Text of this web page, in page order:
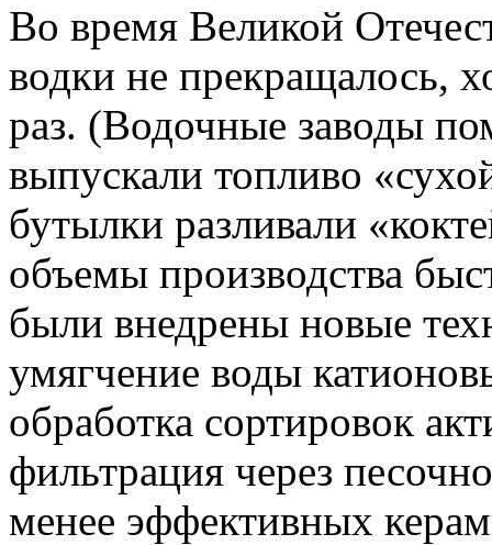
Во время Великой
водки не прекращалось,
раз. (Водочные заводы
выпускали топливо
бутылки разливали
объемы производства
были внедрены новые
умягчение воды
обработка сортировок
фильтрация через
менее эффективных